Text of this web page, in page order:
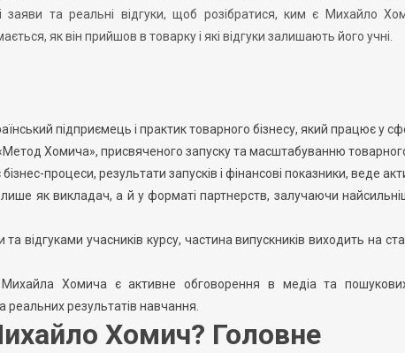
заяви та реальні відгуки, щоб розібратися, ким є Михайло
як він прийшов в товарку і які відгуки залишають його учні.
підприємець і практик товарного бізнесу, який працює у
Хомича», присвяченого запуску та масштабуванню товарного
процеси, результати запусків і фінансові показники, веде
як викладач, а й у форматі партнерств, залучаючи
відгуками учасників курсу, частина випускників виходить на
Михайла Хомича є активне обговорення в медіа та
реальних результатів навчання.
Хомич? Головне